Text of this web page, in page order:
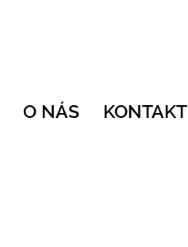
O NÁS KONTAKT